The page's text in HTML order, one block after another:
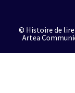
© Histoire de lire
Artea